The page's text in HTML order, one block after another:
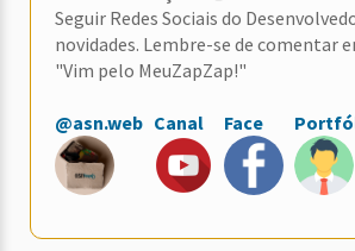
Seguir Redes Sociais do
novidades. Lembre-se de comentar
"Vim pelo MeuZapZap!"
@asn.web Canal Face